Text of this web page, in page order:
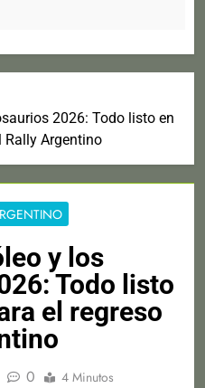
2026: Todo listo en
Rally Argentino
y los
Todo listo
el regreso
0 4 Minutos